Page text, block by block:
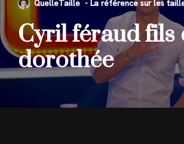
QuelleTaille
Cyril féraud fils
dorothée